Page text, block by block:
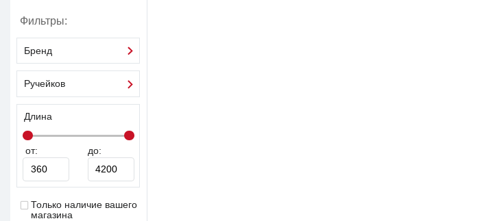
Фильтры:
Бренд
Ручейков
Длина
от: до:
Только наличие вашего
магазина